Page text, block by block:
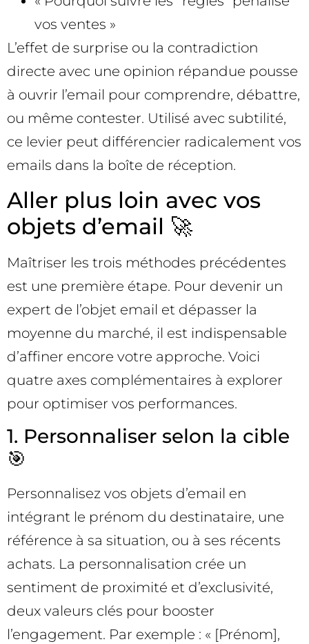
vos ventes »
L’effet de surprise ou la contradiction
directe avec une opinion répandue pousse
à ouvrir l’email pour comprendre, débattre,
ou même contester. Utilisé avec subtilité,
ce levier peut différencier radicalement vos
emails dans la boîte de réception.
Aller plus loin avec vos
objets d’email 🚀
Maîtriser les trois méthodes précédentes
est une première étape. Pour devenir un
expert de l’objet email et dépasser la
moyenne du marché, il est indispensable
d’affiner encore votre approche. Voici
quatre axes complémentaires à explorer
pour optimiser vos performances.
1. Personnaliser selon la cible
🎯
Personnalisez vos objets d’email en
intégrant le prénom du destinataire, une
référence à sa situation, ou à ses récents
achats. La personnalisation crée un
sentiment de proximité et d’exclusivité,
deux valeurs clés pour booster
l’engagement. Par exemple : « [Prénom],